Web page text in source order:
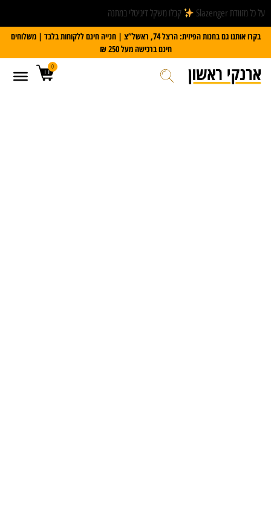
על כל מזוודת Slazenger
קבלו משקל דיגיטלי במתנה
בקרו אותנו גם בחנות הפיזית: הרצל 74, ראשל”צ | חנייה חינם ללקוחות בלבד | משלוחים
חינם ברכישה מעל 250 ₪
0